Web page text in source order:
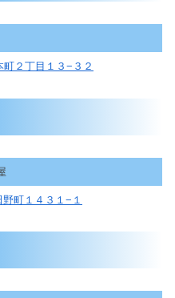
２丁目１３−３２
町１４３１−１